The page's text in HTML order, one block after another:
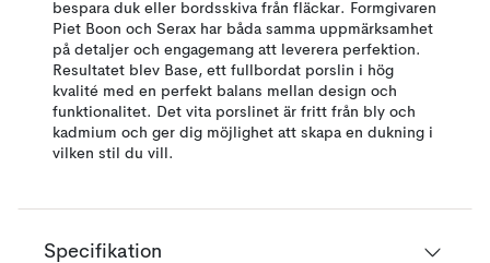
bespara duk eller bordsskiva från fläckar. Formgivaren
Piet Boon och Serax har båda samma uppmärksamhet
på detaljer och engagemang att leverera perfektion.
Resultatet blev Base, ett fullbordat porslin i hög
kvalité med en perfekt balans mellan design och
funktionalitet. Det vita porslinet är fritt från bly och
kadmium och ger dig möjlighet att skapa en dukning i
vilken stil du vill.
Specifikation